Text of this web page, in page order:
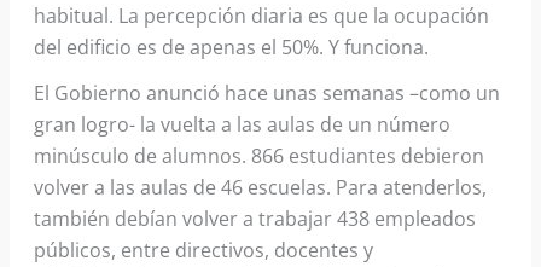
habitual. La percepción diaria es que la ocupación
del edificio es de apenas el 50%. Y funciona.
El Gobierno anunció hace unas semanas –como un
gran logro- la vuelta a las aulas de un número
minúsculo de alumnos. 866 estudiantes debieron
volver a las aulas de 46 escuelas. Para atenderlos,
también debían volver a trabajar 438 empleados
públicos, entre directivos, docentes y